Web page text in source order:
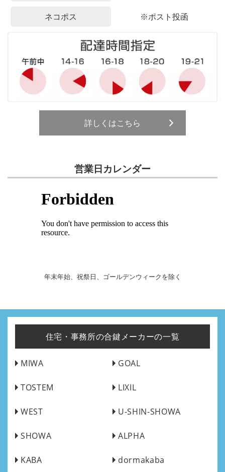
ネコポス ※ポスト投函
詳しくはこちら
営業日カレンダー
年末年始、祝祭日、ゴールデンウィークを除く
住宅・事務所の合鍵メーカーの一覧
MIWA GOAL
TOSTEM LIXIL
WEST U-SHIN-SHOWA
SHOWA ALPHA
KABA dormakaba